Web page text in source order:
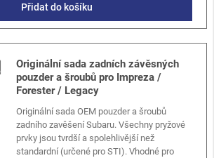
Přidat do košíku
Originální sada zadních závěsných
pouzder a šroubů pro Impreza /
Forester / Legacy
Originální sada OEM pouzder a šroubů
zadního zavěšení Subaru. Všechny pryžové
prvky jsou tvrdší a spolehlivější než
standardní (určené pro STI). Vhodné pro